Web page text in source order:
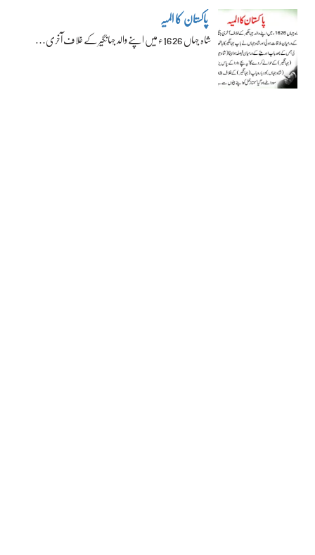
پاکستان کا المیہ
شاہ جہاں 1626ء میں اپنے والد جہانگیر کے خلاف آخری…